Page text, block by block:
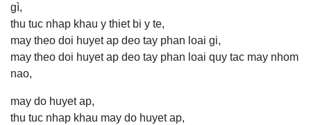
gì,
thu tuc nhap khau y thiet bi y te,
may theo doi huyet ap deo tay phan loai gi,
may theo doi huyet ap deo tay phan loai quy tac may nhom
nao,
may do huyet ap,
thu tuc nhap khau may do huyet ap,